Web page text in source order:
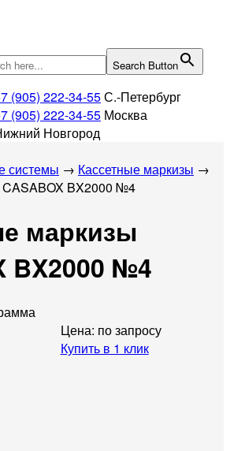
Search Button
(905) 222-34-55С.-Петербург
(905) 222-34-55 Москва
Новгород
системы → Кассетные маркизы →
CASABOX BX2000 №4
маркизы
BX2000 №4
Цена: по запросу
Купить в 1 клик